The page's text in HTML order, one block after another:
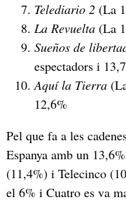
Telediario 2 (La
La Revuelta(La
Sueños de
espectadors i
Aquí la Tierra
12,6%
Pel que fa a les
Espanya amb un
(11,4%) i Telecinco
el 6% i Cuatro es va